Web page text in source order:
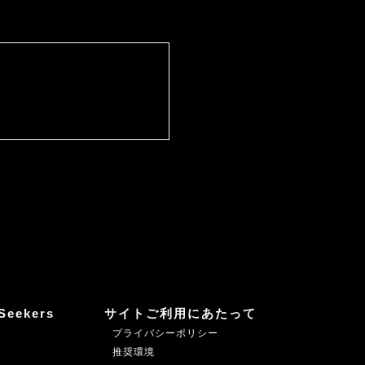
サイトご利用にあたって
プライバシーポリシー
推奨環境